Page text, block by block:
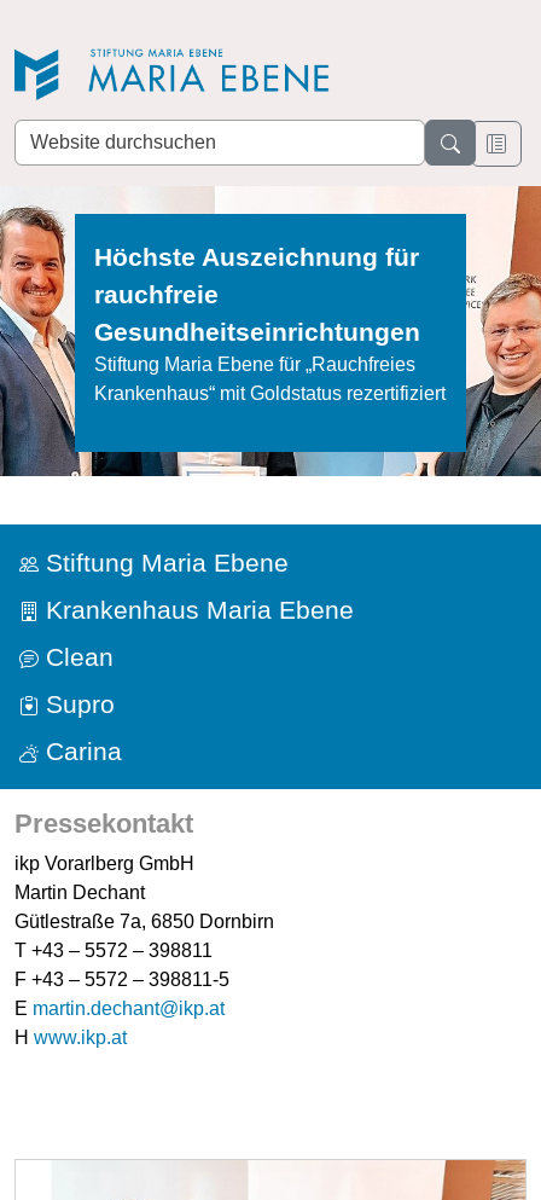
Website
durchsuchen
Höchste Auszeichnung für
rauchfreie
Gesundheitseinrichtungen
Stiftung Maria Ebene für „Rauchfreies
Krankenhaus“ mit Goldstatus rezertifiziert
Stiftung Maria Ebene
Krankenhaus Maria Ebene
Clean
Supro
Carina
Pressekontakt
ikp Vorarlberg GmbH
Martin Dechant
Gütlestraße 7a, 6850 Dornbirn
T +43 – 5572 – 398811
F +43 – 5572 – 398811-5
E martin.dechant@ikp.at
H www.ikp.at